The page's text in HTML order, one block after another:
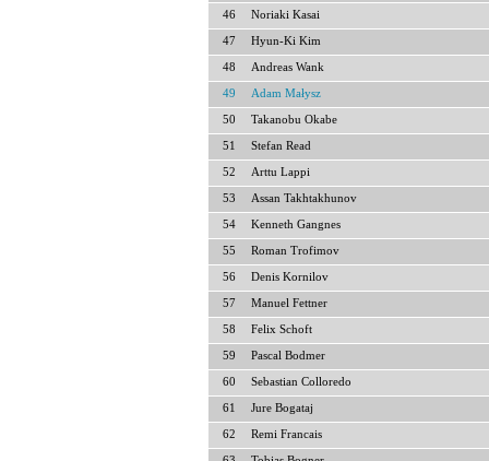
46 Noriaki Kasai
47 Hyun-Ki Kim
48 Andreas Wank
49 Adam Małysz
50 Takanobu Okabe
51 Stefan Read
52 Arttu Lappi
53 Assan Takhtakhunov
54 Kenneth Gangnes
55 Roman Trofimov
56 Denis Kornilov
57 Manuel Fettner
58 Felix Schoft
59 Pascal Bodmer
60 Sebastian Colloredo
61 Jure Bogataj
62 Remi Francais